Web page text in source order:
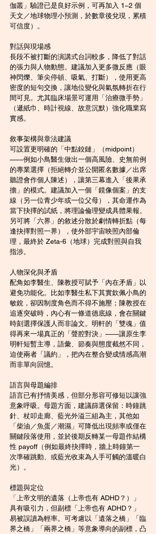
伽叢」驗證已是良好示例，可再加入 1–2 個
天文／地球物理小預測，於數章後兌現，累積
可信度）。
對話與現場感
長段不被打斷的演講式台詞較多，降低了對話
的張力與人物動態。建議加入更多微反應（眼
神閃爍、筆尖停頓、吸氣、打斷），使用更高
密度的短句交換，讓地位變化與氣氛轉折在行
間可見。尤其臨床場景可運用「治療微手勢」
（遞紙巾、時計視線、故意沉默）強化職業寫
實感。
敘事架構與章法建議
可設置更明確的「中點鉸鏈」（midpoint）
——例如小鳥醫生做出一個高風險、史無前例
的專業選擇（拒絕轉介並公開匿名數據／出席
聽證會作個人陳述），讓第三幕進入「後果承
擔」的模式。建議加入一個「鏡像個案」的支
線（另一位青少年或一位父母），其命運作為
當下抉擇的試紙，將理論倫理變成具體果報。
另可將「六界」的敘述分散於劇情轉折點（每
逢抉擇對照一界），使外部宇宙映照內部倫
理，最終於 Zeta-6（地球）完成對照與自我
指涉。
人物深化與矛盾
配角如李醫生、陳教授可賦予「內在矛盾」以
避免功能化。比如李醫生私下其實欽佩小鳥的
敏銳，卻因制度角色而不得不施壓；陳教授在
追逐突破時，內心有一條道德底線，會在關鍵
時刻選擇保護人而非論文。明軒的「雙魂」值
得再來一場真正的「聲腔對決」——讓原生李
明軒短暫主導，語彙、節奏與態度截然不同，
迫使兩者「議約」，把內在整合變成情感高潮
而非單向回憶。
語言與母題編排
語言已有抒情美感，但部分形容可修短以讓強
意象呼吸。母題方面，建議篩選保留：時鐘跳
針、杖叩走廊、藍光外溢三組為主，其他如
「柴油／魚蛋／潮濕」可降低出現頻率或僅在
關鍵段落使用，並於後期反轉某一母題作結構
性 payoff（例如最終抉擇時，牆上時鐘第一
次準確跳動、或藍光收束為人手可觸的溫暖白
光）。
標題與定位
「上帝文明的遺落（上帝也有 ADHD？）」
具有吸引力，但副標「上帝也有 ADHD？」
易被誤讀為輕率。可考慮以「遺落之橋」「臨
界之橋」「兩界之橋」等意象導向的副標，凸